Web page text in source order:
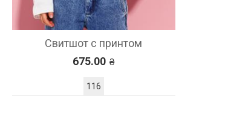
Свитшот с принтом
675.00
116